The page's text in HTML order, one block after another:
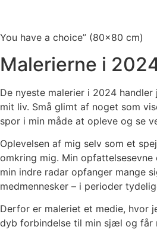
You have a choice” (80×80 cm)
Malerierne i
De nyeste malerier i 2024
mit liv. Små glimt af noget som
spor i min måde at opleve og se
Oplevelsen af mig selv som et
omkring mig. Min
min indre radar opfanger mange
medmennesker – i perioder
Derfor er maleriet et medie, hvor
dyb forbindelse til min sjæl og får